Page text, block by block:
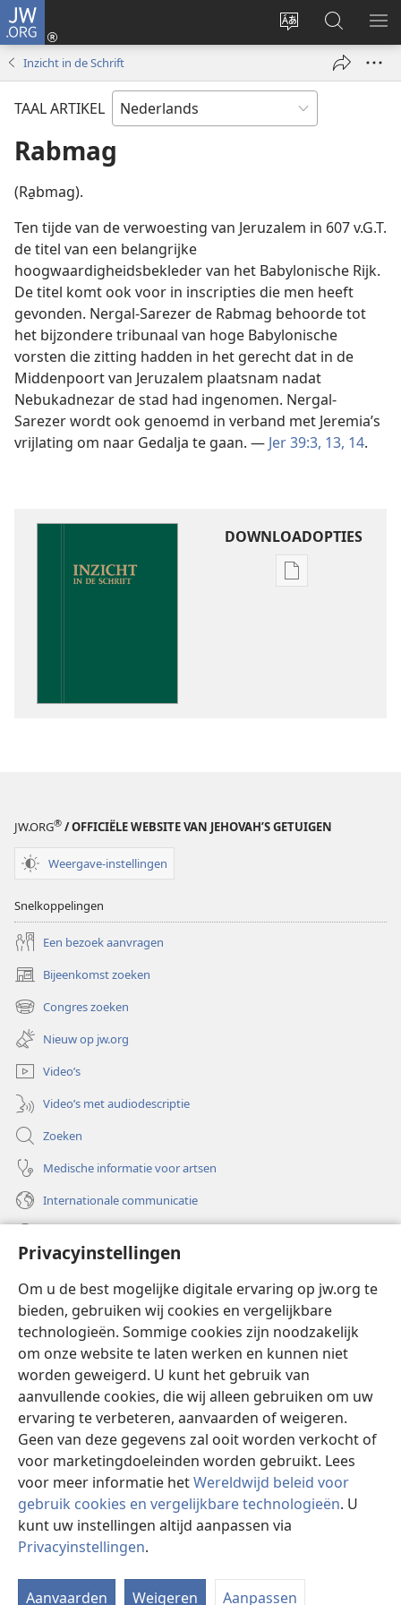
Privacyinstellingen
Om u de best mogelijke digitale ervaring op jw.org te
bieden, gebruiken wij cookies en vergelijkbare
technologieën. Sommige cookies zijn noodzakelijk
om onze website te laten werken en kunnen niet
worden geweigerd. U kunt het gebruik van
aanvullende cookies, die wij alleen gebruiken om uw
ervaring te verbeteren, aanvaarden of weigeren.
Geen van deze gegevens zal ooit worden verkocht of
voor marketingdoeleinden worden gebruikt. Lees
voor meer informatie hetWereldwijd beleid voor
gebruik cookies en vergelijkbare technologieën. U
kunt uw instellingen altijd aanpassen via
Privacyinstellingen.
Aanvaarden Weigeren Aanpassen
JW.ORG
Taal
wijzigen
Inloggen
(opent
Zoeken
op
JW.ORG
Inzicht in de Schrift
TAAL ARTIKEL
Rabmag
(Ra̱bmag).
Ten tijde van de verwoesting van Jeruzalem in 607 v.G.T.
de titel van een belangrijke
hoogwaardigheidsbekleder van het Babylonische Rijk.
De titel komt ook voor in inscripties die men heeft
gevonden. Nergal-Sarezer de Rabmag behoorde tot
het bijzondere tribunaal van hoge Babylonische
vorsten die zitting hadden in het gerecht dat in de
Middenpoort van Jeruzalem plaatsnam nadat
Nebukadnezar de stad had ingenomen. Nergal-
Sarezer wordt ook genoemd in verband met Jeremia’s
vrijlating om naar Gedalja te gaan. — Jer 39:3, 13, 14.
DOWNLOADOPTIES
JW.ORG® / OFFICIËLE WEBSITE VAN JEHOVAH’S GETUIGEN
Weergave-instellingen
Snelkoppelingen
Een bezoek aanvragen
Bijeenkomst zoeken
(opent
nieuw
venster)
Congres zoeken
(opent
nieuw
venster)
Nieuw op jw.org
Video’s
Video’s met audiodescriptie
Zoeken
Medische informatie voor artsen
Internationale communicatie
(opent
nieuw
venster)Watchtower ONLINE LIBRARY™
(opent
nieuw
venster)JW Hub ®
(opent
nieuw
venster)
®
Watchtower Library
Copyright © 2026 Watch Tower Bible and Tract Society of Pennsylvania.
GEBRUIKSVOORWAARDEN